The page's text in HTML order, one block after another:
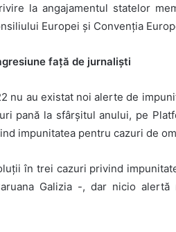
la angajamentul statelor
Europei și Convenția
față de jurnaliști
nu au existat noi alerte de
pană la sfârșitul anului, pe
impunitatea pentru cazuri de
în trei cazuri privind
Galizia -, dar nicio